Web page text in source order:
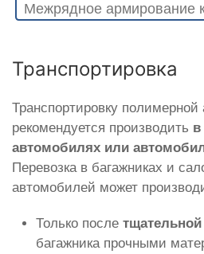
Межрядное армирование
Транспортировка
Транспортировку
рекомендуется производить в
автомобилях или
Перевозка в багажниках и
автомобилей может
Только после
багажника прочными